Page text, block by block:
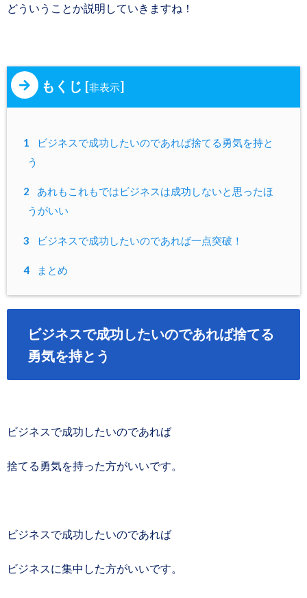
どういうことか説明していきますね！
もくじ [非表示]
1
ビジネスで成功したいのであれば捨てる勇気を持と
う
2
あれもこれもではビジネスは成功しないと思ったほ
うがいい
3 ビジネスで成功したいのであれば一点突破！
4 まとめ
ビジネスで成功したいのであれば捨てる
勇気を持とう
ビジネスで成功したいのであれば
捨てる勇気を持った方がいいです。
ビジネスで成功したいのであれば
ビジネスに集中した方がいいです。